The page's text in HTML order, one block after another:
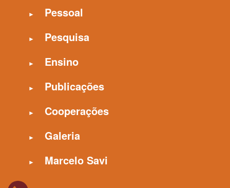
Pessoal
Pesquisa
Ensino
Publicações
Cooperações
Galeria
Marcelo Savi